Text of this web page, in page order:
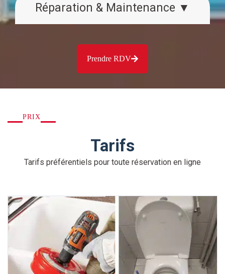
Réparation & Maintenance ▼
Prendre RDV
PRIX
Tarifs
Tarifs préférentiels pour toute réservation en ligne